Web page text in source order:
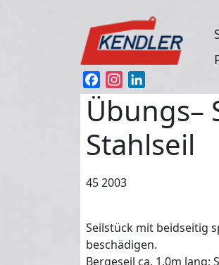
FacebookInstagram
Übungs–
Stahlseil
45 2003
Seilstück mit beidseitig
beschädigen.
Bergeseil ca. 1,0m lang;